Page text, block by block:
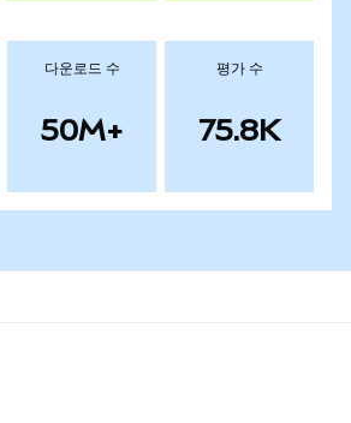
다운로드 수
50M+
평가 수
75.8K